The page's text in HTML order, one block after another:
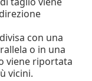
con una
o in una
viene riportata
vicini.